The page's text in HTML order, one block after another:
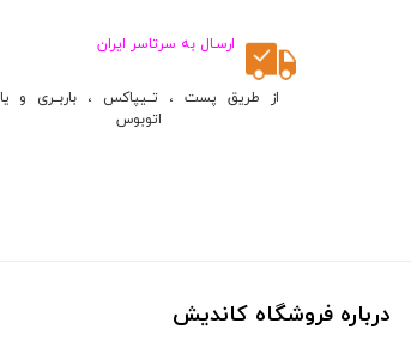
جی وی سی (2
)
5
)
دوکسین (1
)
ارسـال به سرتاسر ایران
از طریق پست ، تــیپاکس ، باربــری و یا
اتوبوس
درباره فروشگاه کاندیش